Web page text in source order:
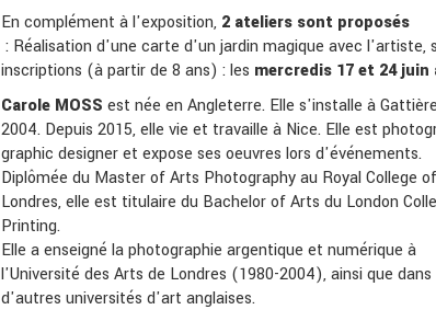
En complément à l'exposition, 2 ateliers sont proposés
: Réalisation d'une carte d'un jardin magique avec l'artiste,
inscriptions (à partir de 8 ans) : les mercredis 17 et 24 juin
Carole MOSS est née en Angleterre. Elle s'installe à
2004. Depuis 2015, elle vie et travaille à Nice. Elle est
graphic designer et expose ses oeuvres lors d'événements.
Diplômée du Master of Arts Photography au Royal College
Londres, elle est titulaire du Bachelor of Arts du London
Printing.
Elle a enseigné la photographie argentique et numérique à
l'Université des Arts de Londres (1980-2004), ainsi que dans
d'autres universités d'art anglaises.